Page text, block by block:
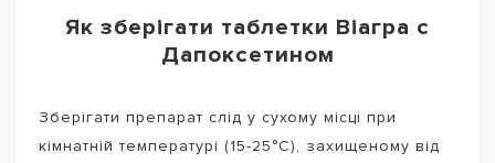
Як зберігати таблетки Віагра с
Дапоксетином
Зберігати препарат слід у сухому місці при
кімнатній температурі (15-25°C), захищеному від